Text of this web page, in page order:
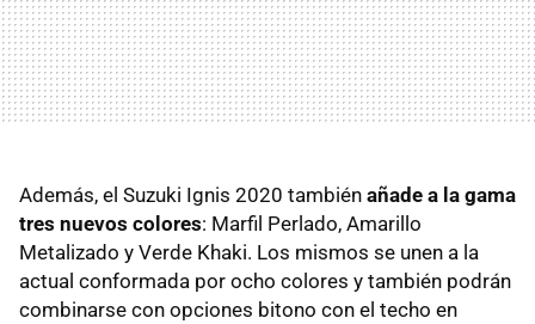
Además, el Suzuki Ignis 2020 también añade a la gama
tres nuevos colores: Marfil Perlado, Amarillo
Metalizado y Verde Khaki. Los mismos se unen a la
actual conformada por ocho colores y también podrán
combinarse con opciones bitono con el techo en